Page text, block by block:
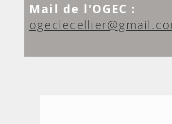
Mail de l'OGEC :